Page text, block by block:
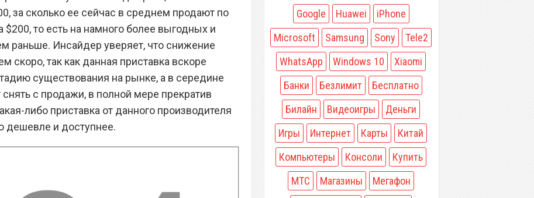
за сколько ее сейчас в среднем продают по
$200, то есть на намного более выгодных и
раньше. Инсайдер уверяет, что снижение
скоро, так как данная приставка вскоре
существования на рынке, а в середине
снять с продажи, в полной мере прекратив
либо приставка от данного производителя
дешевле и доступнее.
Google
Huawei
iPhone
Microsoft
Samsung Sony
Tele2
WhatsApp
Windows 10
Xiaomi
Банки
Безлимит
Бесплатно
Билайн
Видеоигры
Деньги
Игры
Интернет Карты
Китай
Компьютеры
Консоли
Купить
МТС
Магазины
Мегафон